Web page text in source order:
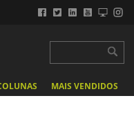
MAIS VENDIDOS